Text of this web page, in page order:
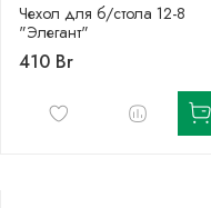
Чехол для б/стола 12-8
"Элегант"
410 Br